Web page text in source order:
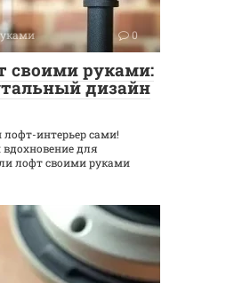
0
своими руками:
дизайн
интерьер сами!
для
лофт своими руками